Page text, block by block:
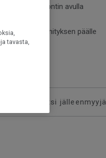
2-lock-lukkopontin avulla
lattialämmityksen päälle
Etsi jälleenmyyjä
tavasta,